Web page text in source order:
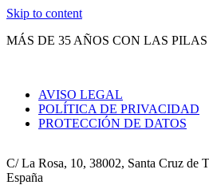
Skip to content
MÁS DE 35 AÑOS CON LAS PILAS
AVISO LEGAL
POLÍTICA DE PRIVACIDAD
PROTECCIÓN DE DATOS
C/ La Rosa, 10, 38002, Santa Cruz de
España